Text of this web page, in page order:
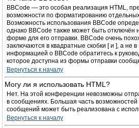
BBCode — это особая реализация HTML,
возможности по форматированию
Возможность использования BBCode
однако BBCode также может быть отключён
форме для его отправки. BBCode очень
заключаются в квадратные скобки [ и ], а не
информацией о BBCode обратитесь к
которое доступна из формы отправки
Вернуться к началу
Могу ли я использовать HTML?
Нет. На этой конференции невозможны
в сообщениях. Большая часть
сообщений может быть реализована с
Вернуться к началу